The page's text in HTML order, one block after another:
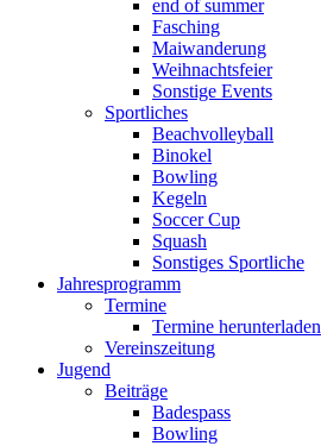
end of summer
Fasching
Maiwanderung
Weihnachtsfeier
Sonstige Events
Sportliches
Beachvolleyball
Binokel
Bowling
Kegeln
Soccer Cup
Squash
Sonstiges Sportliche
Jahresprogramm
Termine
Termine herunterladen
Vereinszeitung
Jugend
Beiträge
Badespass
Bowling